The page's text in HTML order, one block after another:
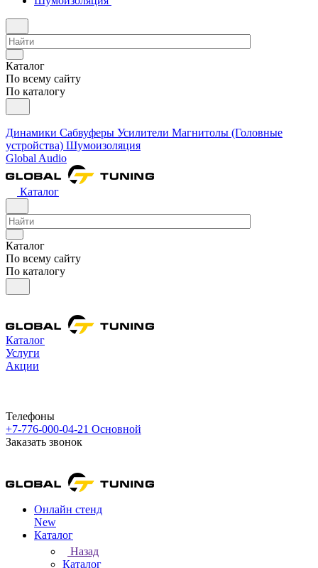
Каталог
По всему сайту
По каталогу
Динамики Сабвуферы Усилители Магнитолы (Головные
устройства) Шумоизоляция
Global Audio
Каталог
Каталог
По всему сайту
По каталогу
Каталог
Услуги
Акции
Телефоны
+7-776-000-04-21 Основной
Заказать звонок
Онлайн стенд
New
Каталог
Назад
Каталог